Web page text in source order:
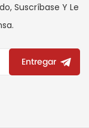
Suscríbase Y Le
Entregar